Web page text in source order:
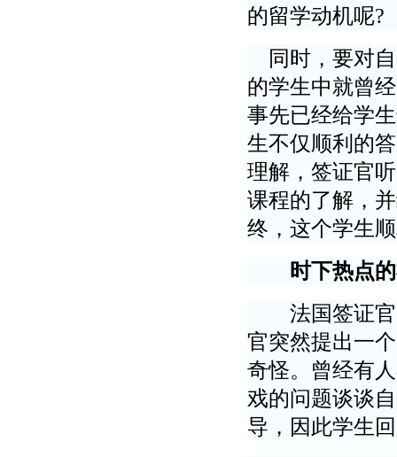
的留学动机呢?
同时，要对
的学生中就曾
事先已经给学
生不仅顺利的
理解，签证官
课程的了解，
终，这个学生
时下热点的
法国签证官
官突然提出一
奇怪。曾经有
戏的问题谈谈
导，因此学生